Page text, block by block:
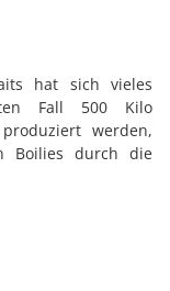
hat sich vieles
Fall 500 Kilo
werden,
Boilies durch die